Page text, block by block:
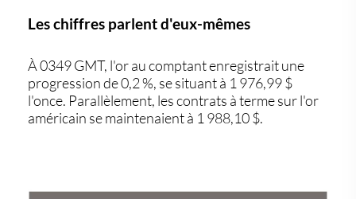
Les chiffres parlent d'eux-mêmes
À 0349 GMT, l'or au comptant enregistrait une
progression de 0,2 %, se situant à 1 976,99 $
l'once. Parallèlement, les contrats à terme sur l'or
américain se maintenaient à 1 988,10 $.